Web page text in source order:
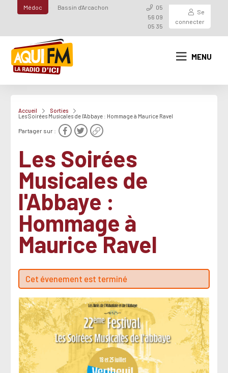
Médoc Bassin d'Arcachon
05
56 09
05 35
Se
connecter
MENU
Accueil
Sorties
Les Soirées Musicales de l'Abbaye : Hommage à Maurice Ravel
Partager sur :
Les Soirées
Musicales de
l'Abbaye :
Hommage à
Maurice Ravel
Cet évenement est terminé